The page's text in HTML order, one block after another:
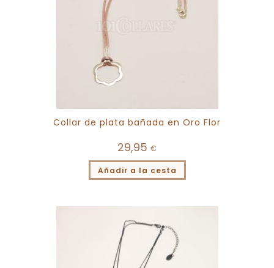
Collar de plata bañada en Oro Flor
29,95 €
Añadir a la cesta